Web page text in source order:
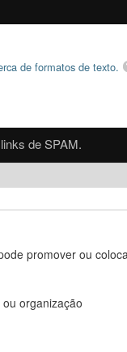
de formatos de texto.
de SPAM.